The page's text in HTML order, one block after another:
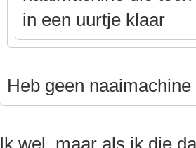
in een uurtje klaar
Heb geen
Ik wel, maar als ik die